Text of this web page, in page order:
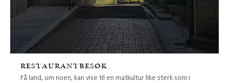
RESTAURANTBESØK
Få land, om noen, kan vise til en matkultur like sterk som i